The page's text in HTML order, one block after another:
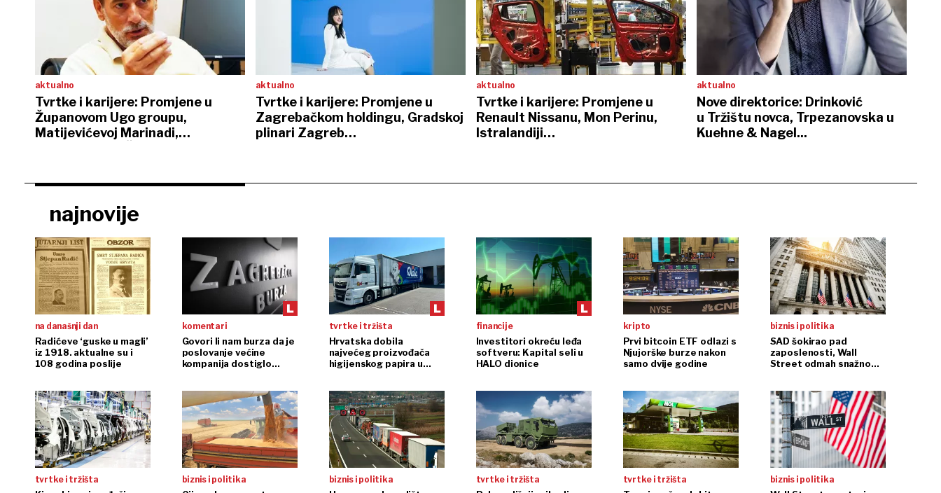
aktualno
Tvrtke i karijere: Promjene u
Županovom Ugo groupu,
Matijevićevoj Marinadi,
aktualno
Tvrtke i karijere: Promjene u
Zagrebačkom holdingu, Gradskoj
plinari Zagreb…
aktualno
Tvrtke i karijere: Promjene u
Renault Nissanu, Mon Perinu,
Istralandiji…
aktualno
Nove direktorice: Drinković
u Tržištu novca, Trpezanovska u
Kuehne & Nagel...
najnovije
na današnji dan
Radićeve ‘guske u magli’
iz 1918. aktualne su i
108 godina poslije
komentari
Govori li nam burza da je
poslovanje većine
kompanija dostiglo
tvrtke i tržišta
Hrvatska dobila
najvećeg proizvođača
higijenskog papira u
financije
Investitori okreću leđa
softveru: Kapital seli u
HALO dionice
kripto
Prvi bitcoin ETF odlazi s
Njujorške burze nakon
samo dvije godine
biznis i politika
SAD šokirao pad
zaposlenosti, Wall
Street odmah snažno
tvrtke i tržišta biznis i politika biznis i politika tvrtke i tržišta tvrtke i tržišta biznis i politika